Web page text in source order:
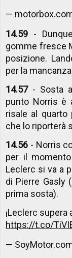
—
14.59 -
gomme fresce
posizione.
per la
14.57- Sosta
punto Norris è
risale al
che lo riporterà
14.56 - Norris
per il
Leclerc si va a
di Pierre Gasly
prima sosta).
¡Leclerc supera
https://t.co/
—